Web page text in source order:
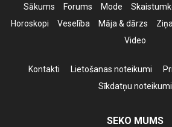
Sākums Forums Mode
Horoskopi
Veselība Māja & dārzs
Video
Kontakti Lietošanas noteikumi
Sīkdatņu noteikumi
SEKO MUMS